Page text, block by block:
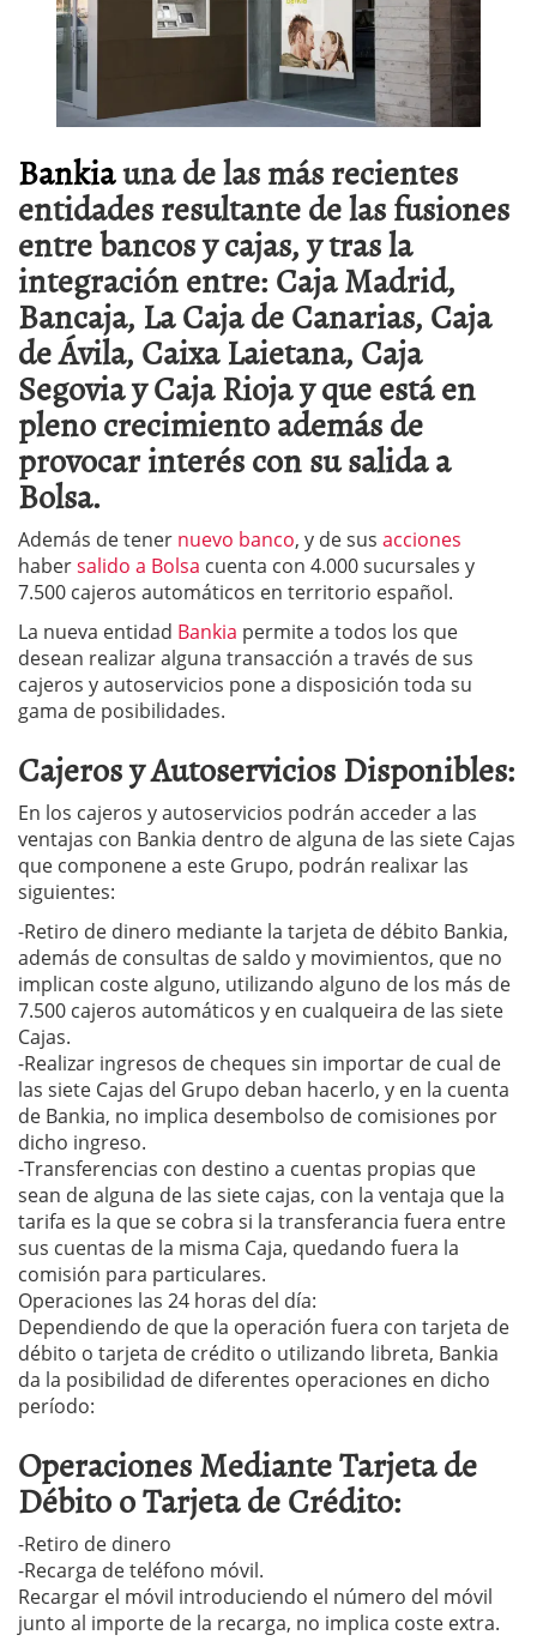
Bankiauna de las más recientes
entidades resultante de las fusiones
entre bancos y cajas, y tras la
integración entre: Caja Madrid,
Bancaja, La Caja de Canarias, Caja
de Ávila, Caixa Laietana, Caja
Segovia y Caja Rioja y que está en
pleno crecimiento además de
provocar interés con su salida a
Bolsa.
Además de tener nuevo banco, y de sus acciones
habersalido a Bolsa cuenta con 4.000 sucursales y
7.500 cajeros automáticos en territorio español.
La nueva entidad Bankia permite a todos los que
desean realizar alguna transacción a través de sus
cajeros y autoservicios pone a disposición toda su
gama de posibilidades.
Cajeros y Autoservicios Disponibles:
En los cajeros y autoservicios podrán acceder a las
ventajas con Bankia dentro de alguna de las siete Cajas
que componene a este Grupo, podrán realixar las
siguientes:
-Retiro de dinero mediante la tarjeta de débito Bankia,
además de consultas de saldo y movimientos, que no
implican coste alguno, utilizando alguno de los más de
7.500 cajeros automáticos y en cualqueira de las siete
Cajas.
-Realizar ingresos de cheques sin importar de cual de
las siete Cajas del Grupo deban hacerlo, y en la cuenta
de Bankia, no implica desembolso de comisiones por
dicho ingreso.
-Transferencias con destino a cuentas propias que
sean de alguna de las siete cajas, con la ventaja que la
tarifa es la que se cobra si la transferancia fuera entre
sus cuentas de la misma Caja, quedando fuera la
comisión para particulares.
Operaciones las 24 horas del día:
Dependiendo de que la operación fuera con tarjeta de
débito o tarjeta de crédito o utilizando libreta, Bankia
da la posibilidad de diferentes operaciones en dicho
período:
Operaciones Mediante Tarjeta de
Débito o Tarjeta de Crédito:
-Retiro de dinero
-Recarga de teléfono móvil.
Recargar el móvil introduciendo el número del móvil
junto al importe de la recarga, no implica coste extra.